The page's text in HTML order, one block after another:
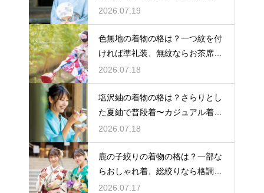
な観劇に
2026.07.19
色無地の着物の格は？一つ紋を付
ければ準礼装、無紋ならお茶席向
きの格
2026.07.18
塩沢紬の着物の格は？さらりとし
た夏紬で普段着〜カジュアル着物
として活躍
2026.07.18
鹿の子絞りの着物の格は？一部な
らおしゃれ着、総絞りなら格調高
い晴れ着に
2026.07.17